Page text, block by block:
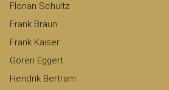
Florian Schultz
Frank Braun
Frank Kaiser
Gören Eggert
Hendrik Bertram